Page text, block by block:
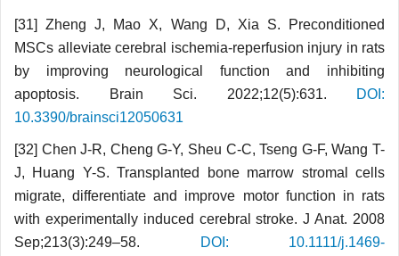
[31] Zheng J, Mao X, Wang D, Xia S. Preconditioned
MSCs alleviate cerebral ischemia-reperfusion injury in rats
by improving neurological function and inhibiting
apoptosis. Brain Sci. 2022;12(5):631.
DOI:
10.3390/brainsci12050631
[32] Chen J-R, Cheng G-Y, Sheu C-C, Tseng G-F, Wang T-
J, Huang Y-S. Transplanted bone marrow stromal cells
migrate, differentiate and improve motor function in rats
with experimentally induced cerebral stroke. J Anat. 2008
Sep;213(3):249–58.
DOI: 10.1111/j.1469-